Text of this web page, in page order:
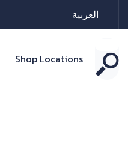
العربية
Shop Locations